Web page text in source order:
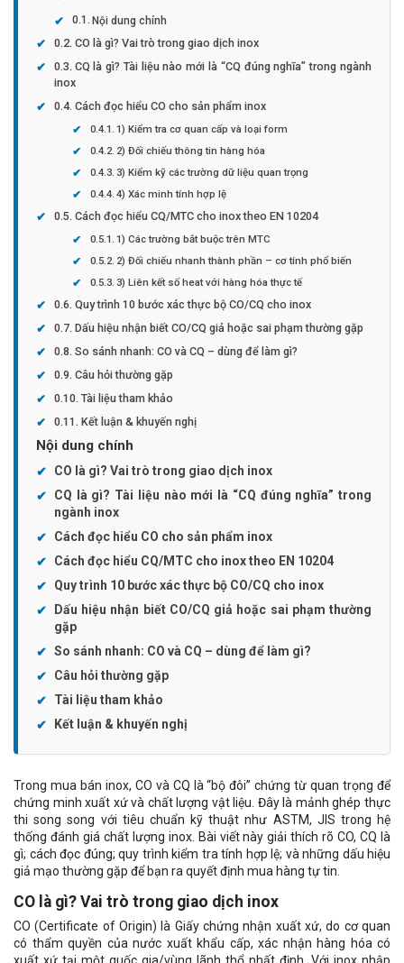
Nội dung chính
CO là gì? Vai trò trong giao dịch inox
CQ là gì? Tài liệu nào mới là “CQ đúng nghĩa” trong ngành
inox
Cách đọc hiểu CO cho sản phẩm inox
1) Kiểm tra cơ quan cấp và loại form
2) Đối chiếu thông tin hàng hóa
3) Kiểm kỹ các trường dữ liệu quan trọng
4) Xác minh tính hợp lệ
Cách đọc hiểu CQ/MTC cho inox theo EN 10204
1) Các trường bắt buộc trên MTC
2) Đối chiếu nhanh thành phần – cơ tính phổ biến
3) Liên kết số heat với hàng hóa thực tế
Quy trình 10 bước xác thực bộ CO/CQ cho inox
Dấu hiệu nhận biết CO/CQ giả hoặc sai phạm thường gặp
So sánh nhanh: CO và CQ – dùng để làm gì?
Câu hỏi thường gặp
Tài liệu tham khảo
Kết luận & khuyến nghị
Nội dung chính
CO là gì? Vai trò trong giao dịch inox
CQ là gì? Tài liệu nào mới là “CQ đúng nghĩa” trong
ngành inox
Cách đọc hiểu CO cho sản phẩm inox
Cách đọc hiểu CQ/MTC cho inox theo EN 10204
Quy trình 10 bước xác thực bộ CO/CQ cho inox
Dấu hiệu nhận biết CO/CQ giả hoặc sai phạm thường
gặp
So sánh nhanh: CO và CQ – dùng để làm gì?
Câu hỏi thường gặp
Tài liệu tham khảo
Kết luận & khuyến nghị
Trong mua bán inox, CO và CQ là “bộ đôi” chứng từ quan trọng để
chứng minh xuất xứ và chất lượng vật liệu. Đây là mảnh ghép thực
thi song song với tiêu chuẩn kỹ thuật như ASTM, JIS trong hệ
thống đánh giá chất lượng inox. Bài viết này giải thích rõ CO, CQ là
gì; cách đọc đúng; quy trình kiểm tra tính hợp lệ; và những dấu hiệu
giả mạo thường gặp để bạn ra quyết định mua hàng tự tin.
CO là gì? Vai trò trong giao dịch inox
CO (Certificate of Origin) là Giấy chứng nhận xuất xứ, do cơ quan
có thẩm quyền của nước xuất khẩu cấp, xác nhận hàng hóa có